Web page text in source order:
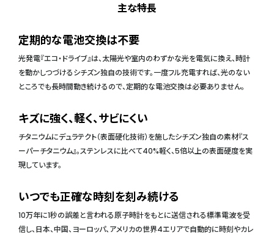
主な特長
定期的な電池交換は不要
光発電『エコ・ドライブ』は、太陽光や室内のわずかな光を電気に換え、時計
を動かしつづけるシチズン独自の技術です。一度フル充電すれば、光のない
ところでも長時間動き続けるので、定期的な電池交換は必要ありません。
キズに強く、軽く、サビにくい
チタニウムにデュラテクト（表面硬化技術）を施したシチズン独自の素材『ス
ーパーチタニウム』。ステンレスに比べて40%軽く、5倍以上の表面硬度を実
現しています。
いつでも正確な時刻を刻み続ける
10万年に1秒の誤差と言われる原子時計をもとに送信される標準電波を受
信し、日本、中国、ヨーロッパ、アメリカの世界4エリアで自動的に時刻やカレ